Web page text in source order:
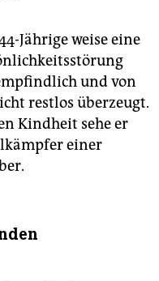
Jährige weise eine
und von
restlos überzeugt.
Kindheit sehe er
einer